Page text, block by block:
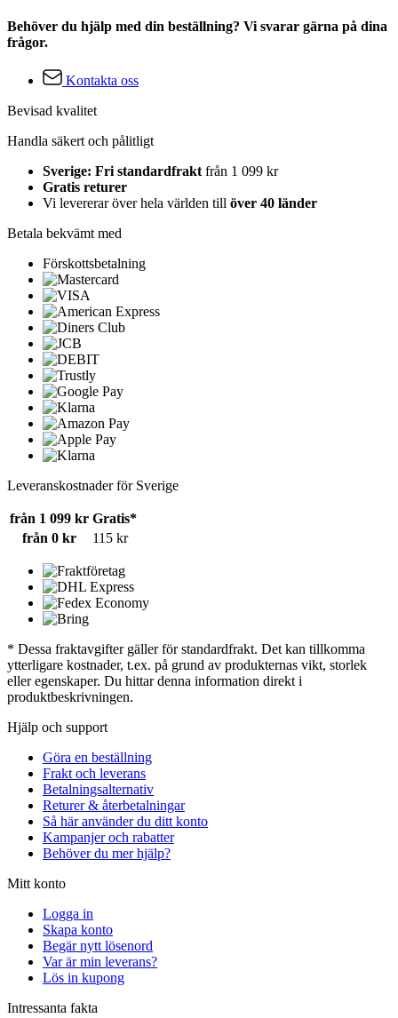
Behöver du hjälp med din beställning? Vi svarar gärna på dina
frågor.
Kontakta oss
Bevisad kvalitet
Handla säkert och pålitligt
Sverige: Fri standardfrakt från 1 099 kr
Gratis returer
Vi levererar över hela världen till över 40 länder
Betala bekvämt med
Förskottsbetalning
Leveranskostnader för Sverige
från 1 099 kr Gratis*
från 0 kr
115 kr
* Dessa fraktavgifter gäller för standardfrakt. Det kan tillkomma
ytterligare kostnader, t.ex. på grund av produkternas vikt, storlek
eller egenskaper. Du hittar denna information direkt i
produktbeskrivningen.
Hjälp och support
Göra en beställning
Frakt och leverans
Betalningsalternativ
Returer & återbetalningar
Så här använder du ditt konto
Kampanjer och rabatter
Behöver du mer hjälp?
Mitt konto
Logga in
Skapa konto
Begär nytt lösenord
Var är min leverans?
Lös in kupong
Intressanta fakta